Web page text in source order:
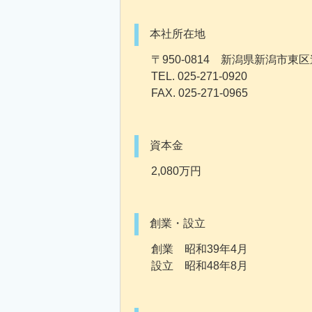
本社所在地
〒950-0814 新潟県新潟市東区
TEL. 025-271-0920
FAX. 025-271-0965
資本金
2,080万円
創業・設立
創業 昭和39年4月
設立 昭和48年8月